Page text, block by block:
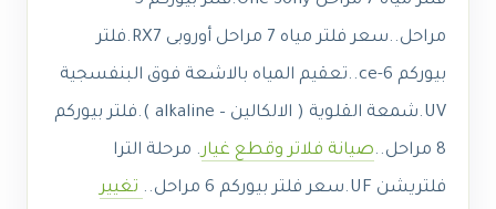
مراحل..سعر فلتر مياه 7 مراحل أوروبى RX7.فلتر
بيوركم ce-6..تعقيم المياه بالاشعة فوق البنفسجية
UV.شمعة القلوية ( الالكالين – alkaline ).فلتر بيوركم
8 مراحل..
صيانة فلاتر وقطع غيار. مرحلة الترا
فلتريشن UF.سعر فلتر بيوركم 6 مراحل..
تغيير